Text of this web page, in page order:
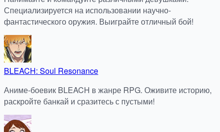
Специализируется на использовании научно-
фантастического оружия. Выиграйте отличный бой!
BLEACH: Soul Resonance
Аниме-боевик BLEACH в жанре RPG. Оживите историю,
раскройте банкай и сразитесь с пустыми!